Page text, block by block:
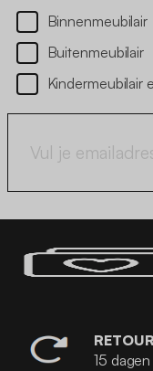
Binnenmeubilair
Buitenmeubilair
Kindermeubilair
15